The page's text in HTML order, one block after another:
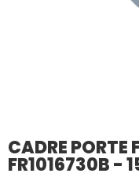
CADRE PORTE
FR1016730B -